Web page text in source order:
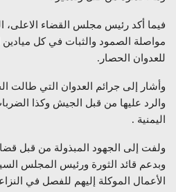
فيما أكد رئيس مجلس القضاء الاعلى،
مواصلة الصمود والثبات في كل
للعدوان الحصار.
وأشار إلى جرائم العدوان التي طالت
والرد عليها من قبل الجيش وكذا
اليمنية .
ولفت إلى الجهود المبذولة من قبل
وبدعم قائد الثورة ورئيس المجلس
الأعمال الموكلة إليهم للفصل في